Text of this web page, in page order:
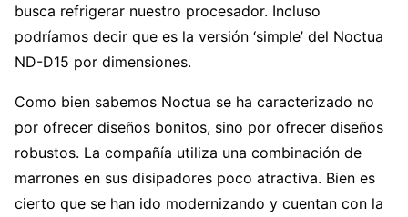
busca refrigerar nuestro procesador. Incluso
podríamos decir que es la versión ‘simple’ del Noctua
ND-D15 por dimensiones.
Como bien sabemos Noctua se ha caracterizado no
por ofrecer diseños bonitos, sino por ofrecer diseños
robustos. La compañía utiliza una combinación de
marrones en sus disipadores poco atractiva. Bien es
cierto que se han ido modernizando y cuentan con la